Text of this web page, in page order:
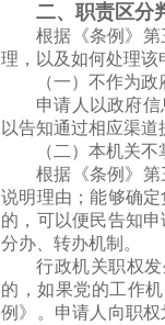
二、职责区分
根据《条例》
理，以及如何处理该
（一）不作为
申请人以政府
以告知通过相应渠道
（二）本机关
根据《条例》
说明理由；能够确
的，可以便民告知
分办、转办机制。
行政机关职权
的，如果党的工作
例》。申请人向职